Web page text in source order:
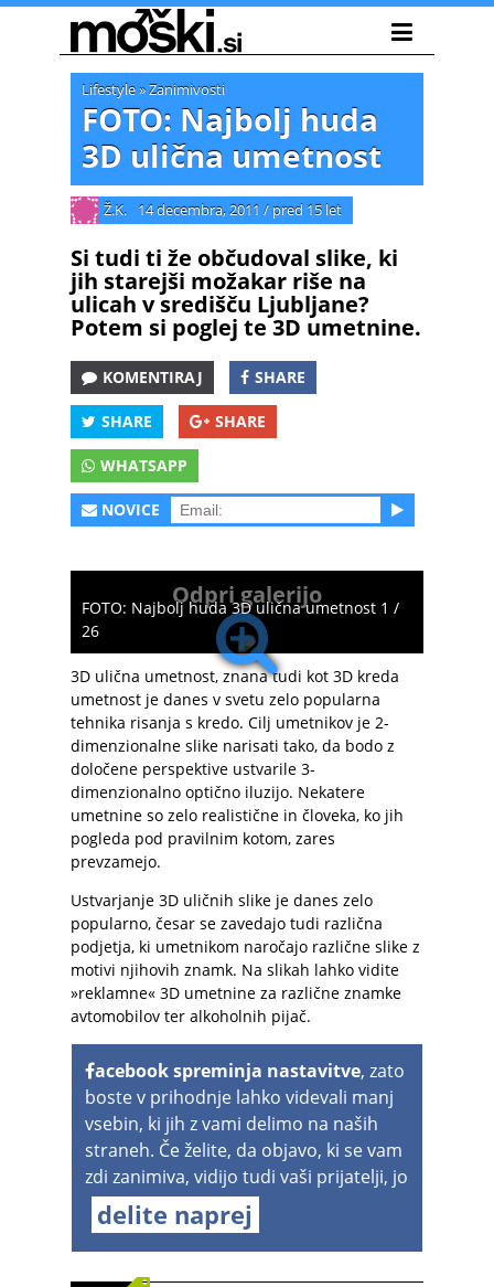
Lifestyle»Zanimivosti
FOTO: Najbolj huda
3D ulična umetnost
Ž.K. 14 decembra, 2011 / pred 15 let
Si tudi ti že občudoval slike, ki
jih starejši možakar riše na
ulicah v središču Ljubljane?
Potem si poglej te 3D umetnine.
KOMENTIRAJ SHARE
SHARE SHARE
WHATSAPP
NOVICE
Odpri galerijo
FOTO: Najbolj huda 3D ulična umetnost 1 /
26
3D ulična umetnost, znana tudi kot 3D kreda
umetnost je danes v svetu zelo popularna
tehnika risanja s kredo. Cilj umetnikov je 2-
dimenzionalne slike narisati tako, da bodo z
določene perspektive ustvarile 3-
dimenzionalno optično iluzijo. Nekatere
umetnine so zelo realistične in človeka, ko jih
pogleda pod pravilnim kotom, zares
prevzamejo.
Ustvarjanje 3D uličnih slike je danes zelo
popularno, česar se zavedajo tudi različna
podjetja, ki umetnikom naročajo različne slike z
motivi njihovih znamk. Na slikah lahko vidite
»reklamne« 3D umetnine za različne znamke
avtomobilov ter alkoholnih pijač.
acebook spreminja nastavitve, zato
boste v prihodnje lahko videvali manj
vsebin, ki jih z vami delimo na naših
straneh. Če želite, da objavo, ki se vam
zdi zanimiva, vidijo tudi vaši prijatelji, jo
delite naprej